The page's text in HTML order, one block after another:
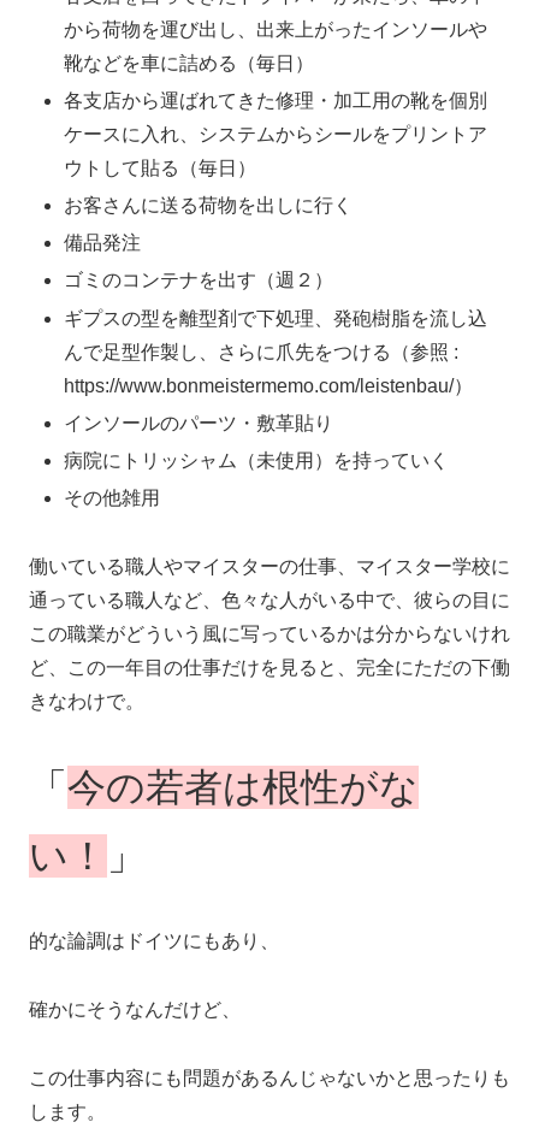
から荷物を運び出し、出来上がったインソールや
靴などを車に詰める（毎日）
各支店から運ばれてきた修理・加工用の靴を個別
ケースに入れ、システムからシールをプリントア
ウトして貼る（毎日）
お客さんに送る荷物を出しに行く
備品発注
ゴミのコンテナを出す（週２）
ギプスの型を離型剤で下処理、発砲樹脂を流し込
んで足型作製し、さらに爪先をつける（参照 :
https://www.bonmeistermemo.com/leistenbau/）
インソールのパーツ・敷革貼り
病院にトリッシャム（未使用）を持っていく
その他雑用
働いている職人やマイスターの仕事、マイスター学校に
通っている職人など、色々な人がいる中で、彼らの目に
この職業がどういう風に写っているかは分からないけれ
ど、この一年目の仕事だけを見ると、完全にただの下働
きなわけで。
「 今の若者は根性がな
い！
」
的な論調はドイツにもあり、
確かにそうなんだけど、
この仕事内容にも問題があるんじゃないかと思ったりも
します。